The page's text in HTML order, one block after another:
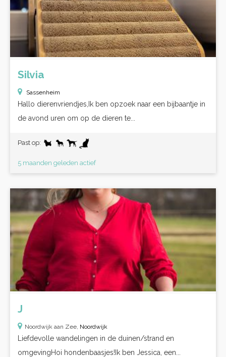
Silvia
Sassenheim
Hallo dierenvriendjes,Ik ben opzoek naar een bijbaantje in
de avond uren om op de dieren te...
Past op:
5 maanden geleden actief
J
Noordwijk aan Zee, Noordwijk
Liefdevolle wandelingen in de duinen/strand en
omgevingHoi hondenbaasjes!Ik ben Jessica, een...